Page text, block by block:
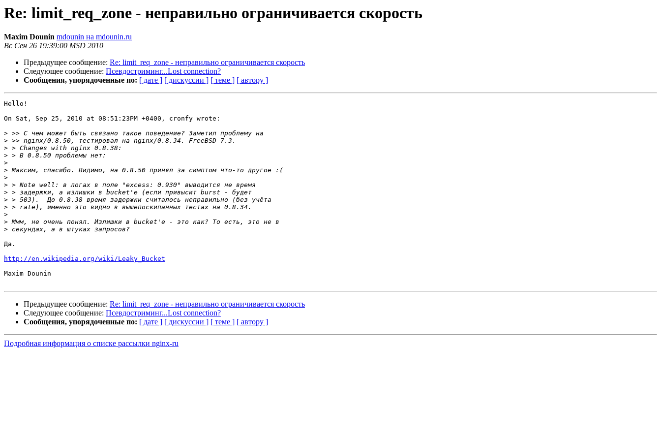
Re: limit_req_zone - неправильно ограничивается скорость
Maxim Dounin mdounin на mdounin.ru
Вс Сен 26 19:39:00 MSD 2010
Предыдущее сообщение: Re: limit_req_zone - неправильно ограничивается скорость
Следующее сообщение: Псевдостриминг...Lost connection?
Сообщения, упорядоченные по: [ дате ] [ дискуссии ] [ теме ] [ автору ]
Hello!
On Sat, Sep 25, 2010 at 08:51:23PM +0400, cronfy wrote:
>
>
>
>
>
>
>
>
>
>
>
>
>
>
Да.
http://en.wikipedia.org/wiki/Leaky_Bucket
Maxim Dounin
Предыдущее сообщение: Re: limit_req_zone - неправильно ограничивается скорость
Следующее сообщение: Псевдостриминг...Lost connection?
Сообщения, упорядоченные по: [ дате ] [ дискуссии ] [ теме ] [ автору ]
Подробная информация о списке рассылки nginx-ru